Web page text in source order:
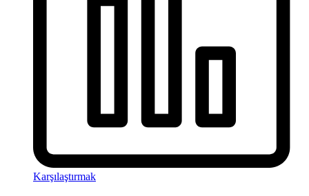
Karşılaştırmak